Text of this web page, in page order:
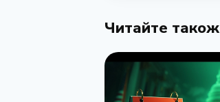
Читайте також